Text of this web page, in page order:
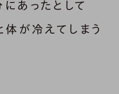
あったとして
体が冷えてしまう